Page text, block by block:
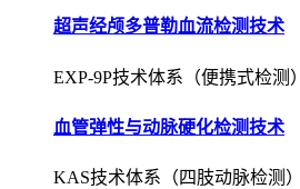
超声经颅多普勒血流检测技术
EXP-9P技术体系（便携式检测）
血管弹性与动脉硬化检测技术
KAS技术体系（四肢动脉检测）